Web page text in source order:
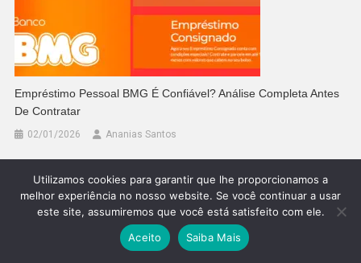
Empréstimo Pessoal BMG É Confiável? Análise Completa Antes
De Contratar
02/01/2026 Ananias Santos
Deixe um comentário
O seu endereço de e-mail não será
Utilizamos cookies para garantir que lhe proporcionamos a
melhor experiência no nosso website. Se você continuar a usar
este site, assumiremos que você está satisfeito com ele.
Aceito
Saiba Mais